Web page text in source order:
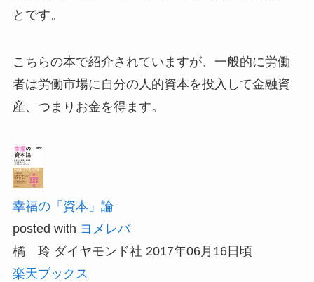
とです。
こちらの本で紹介されていますが、一般的に労働
者は労働市場に自分の人的資本を投入して金融資
産、つまりお金を得ます。
幸福の「資本」論
posted with ヨメレバ
橘 玲 ダイヤモンド社 2017年06月16日頃
楽天ブックス